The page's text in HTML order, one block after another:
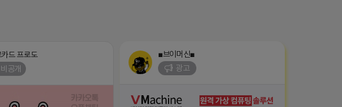
카드 프로도
비공개
■브이머신■
광고